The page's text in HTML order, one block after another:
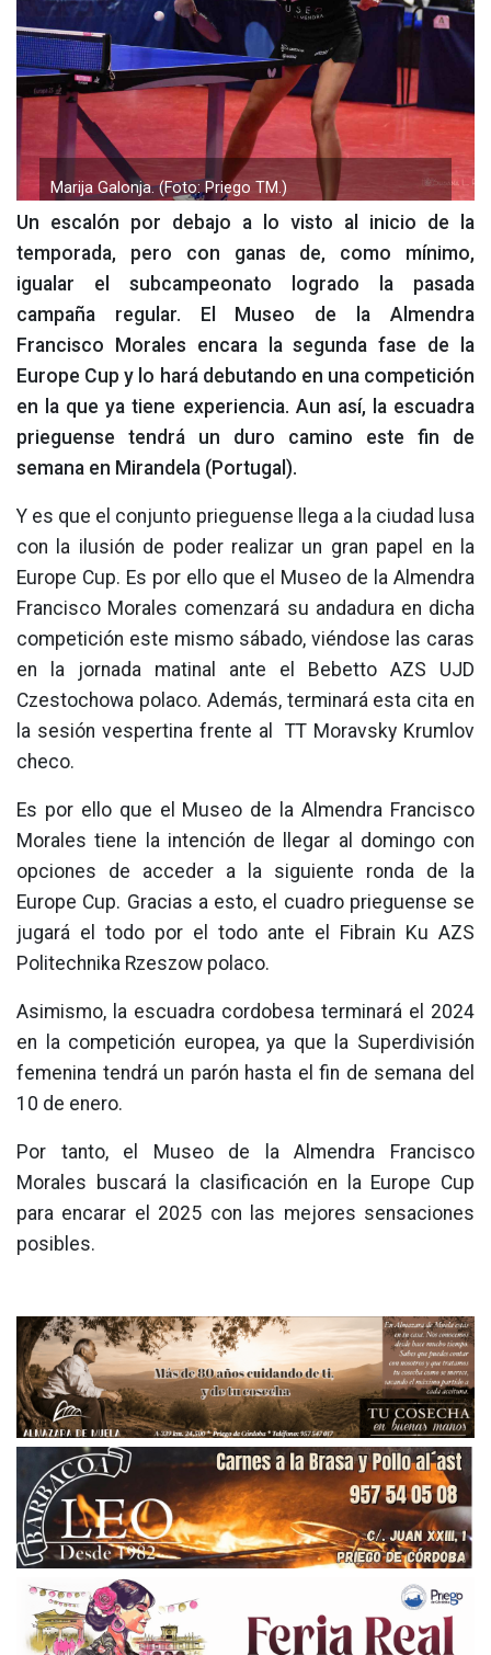
Marija Galonja. (Foto: Priego TM.)
Un escalón por debajo a lo visto al inicio de la
temporada, pero con ganas de, como mínimo,
igualar el subcampeonato logrado la pasada
campaña regular. El Museo de la Almendra
Francisco Morales encara la segunda fase de la
Europe Cup y lo hará debutando en una competición
en la que ya tiene experiencia. Aun así, la escuadra
prieguense tendrá un duro camino este fin de
semana en Mirandela (Portugal).
Y es que el conjunto prieguense llega a la ciudad lusa
con la ilusión de poder realizar un gran papel en la
Europe Cup. Es por ello que el Museo de la Almendra
Francisco Morales comenzará su andadura en dicha
competición este mismo sábado, viéndose las caras
en la jornada matinal ante el Bebetto AZS UJD
Czestochowa polaco. Además, terminará esta cita en
la sesión vespertina frente al TT Moravsky Krumlov
checo.
Es por ello que el Museo de la Almendra Francisco
Morales tiene la intención de llegar al domingo con
opciones de acceder a la siguiente ronda de la
Europe Cup. Gracias a esto, el cuadro prieguense se
jugará el todo por el todo ante el Fibrain Ku AZS
Politechnika Rzeszow polaco.
Asimismo, la escuadra cordobesa terminará el 2024
en la competición europea, ya que la Superdivisión
femenina tendrá un parón hasta el fin de semana del
10 de enero.
Por tanto, el Museo de la Almendra Francisco
Morales buscará la clasificación en la Europe Cup
para encarar el 2025 con las mejores sensaciones
posibles.